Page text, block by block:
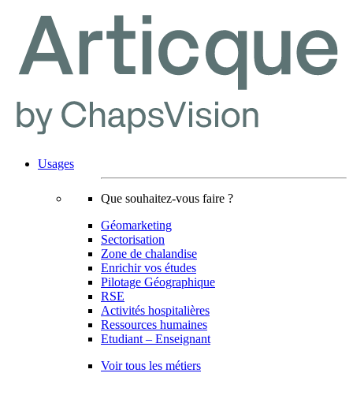
Usages
Que souhaitez-vous faire ?
Géomarketing
Sectorisation
Zone de chalandise
Enrichir vos études
Pilotage Géographique
RSE
Activités hospitalières
Ressources humaines
Etudiant – Enseignant
Voir tous les métiers